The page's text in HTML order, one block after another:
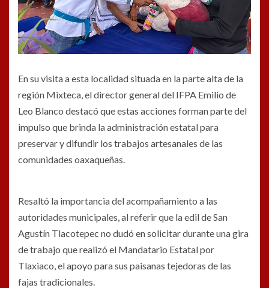
En su visita a esta localidad situada en la parte alta de la
región Mixteca, el director general del IFPA Emilio de
Leo Blanco destacó que estas acciones forman parte del
impulso que brinda la administración estatal para
preservar y difundir los trabajos artesanales de las
comunidades oaxaqueñas.
Resaltó la importancia del acompañamiento a las
autoridades municipales, al referir que la edil de San
Agustín Tlacotepec no dudó en solicitar durante una gira
de trabajo que realizó el Mandatario Estatal por
Tlaxiaco, el apoyo para sus paisanas tejedoras de las
fajas tradicionales.